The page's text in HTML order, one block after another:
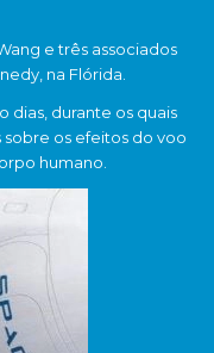
e três associados
na Flórida.
dias, durante os quais
os efeitos do voo
humano.